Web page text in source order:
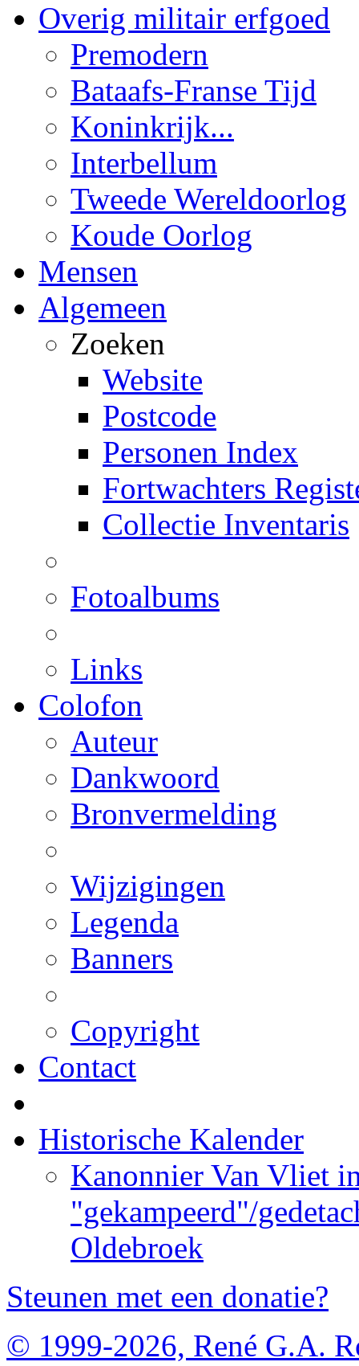
Overig militair erfgoed
Premodern
Bataafs-Franse Tijd
Koninkrijk...
Interbellum
Tweede Wereldoorlog
Koude Oorlog
Mensen
Algemeen
Zoeken
Website
Postcode
Personen Index
Fortwachters
Collectie Inventaris
Fotoalbums
Links
Colofon
Auteur
Dankwoord
Bronvermelding
Wijzigingen
Legenda
Banners
Copyright
Contact
Historische Kalender
Kanonnier Van Vliet
"gekampeerd"/
Oldebroek
Steunen met een donatie?
© 1999-2026, René G.A.